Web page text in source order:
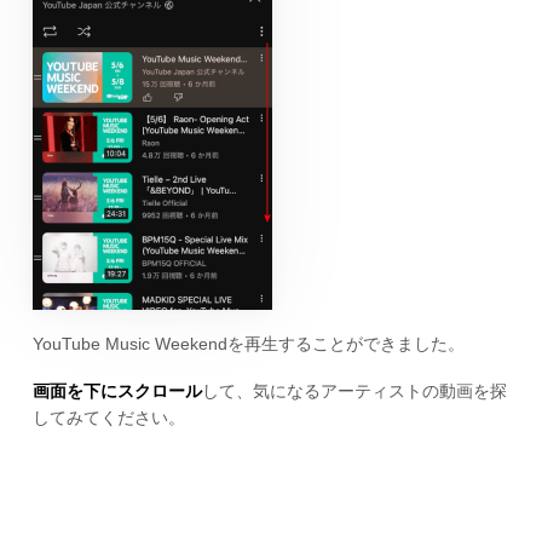
YouTube Music Weekendを再生することができました。
画面を下にスクロールして、気になるアーティストの動画を探
してみてください。